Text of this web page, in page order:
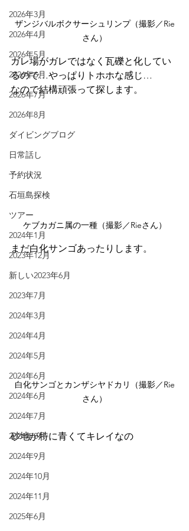
2026年3月
2026年4月
2026年5月
2026年6月
2026年7月
2026年8月
ダイビングブログ
日常話し
予約状況
石垣島探検
ツアー
2024年1月
2023年12月
新しい2023年6月
2023年7月
2024年3月
2024年4月
2024年5月
2024年6月
2024年6月
2024年7月
2024年8月
2024年9月
2024年10月
2024年11月
2025年6月
ザンジバルボクサーシュリンプ（撮影／Rie
さん）
ガレ場がガレではなく瓦礫と化してい
るので…やっぱりトホホな感じ…
なので結構頑張って探します。
ケブカガニ属の一種（撮影／Rieさん）
まだ白化サンゴあったりします。
白化サンゴとカンザシヤドカリ（撮影／Rie
さん）
砂地が特に青くてキレイなの